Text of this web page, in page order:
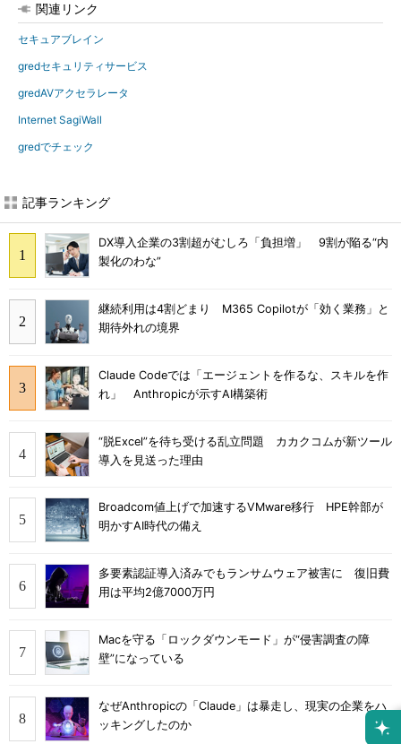
関連リンク
セキュアブレイン
gredセキュリティサービス
gredAVアクセラレータ
Internet SagiWall
gredでチェック
記事ランキング
DX導入企業の3割超がむしろ「負担増」 9割が陥る“内
製化のわな”
継続利用は4割どまり M365 Copilotが「効く業務」と
期待外れの境界
Claude Codeでは「エージェントを作るな、スキルを作
れ」 Anthropicが示すAI構築術
“脱Excel”を待ち受ける乱立問題 カカクコムが新ツール
導入を見送った理由
Broadcom値上げで加速するVMware移行 HPE幹部が
明かすAI時代の備え
多要素認証導入済みでもランサムウェア被害に 復旧費
用は平均2億7000万円
Macを守る「ロックダウンモード」が“侵害調査の障
壁”になっている
なぜAnthropicの「Claude」は暴走し、現実の企業をハ
ッキングしたのか